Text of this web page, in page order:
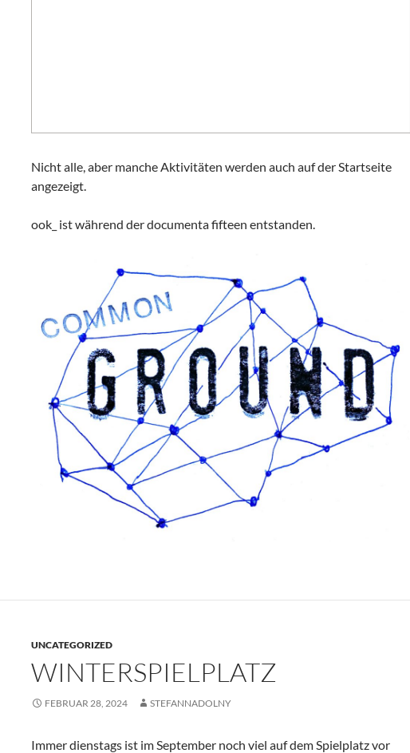
Nicht alle, aber manche Aktivitäten werden auch auf der Startseite
angezeigt.
ook_ ist während der documenta fifteen entstanden.
UNCATEGORIZED
WINTERSPIELPLATZ
FEBRUAR 28, 2024 STEFANNADOLNY
Immer dienstags ist im September noch viel auf dem Spielplatz vor